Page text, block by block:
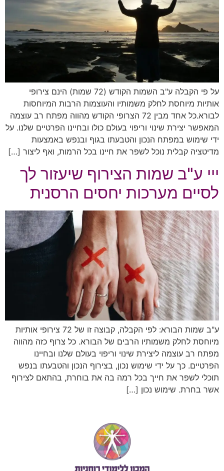
על פי הקבלה ע"ב השמות הקודש (72 שמות) הינם צירופי
אותיות מיוחסת לחלק משמותיו והעוצמות הרבות המיוחסות
לבורא.כל אחד מבין 72 הצרופי הקודש מהווה מפתח רב עוצמה
המאפשר יצירת שינוי וריפוי בעולם כולו ובחיינו הפרטיים שלנו. על
ידי שימוש במפתח הנכון והטבעתו בגוף ובנפש באמצעות
מדיטציה קבלית נוכל לשפר את חיינו בכל הרמות, ואף ליצור […]
ייי ע"ב שמות הצירוף שיעזור לך
לסיים מערכות יחסים הרסנית
ע"ב שמות הבורא: לפי הקבלה, קבוצה זו של 72 צירופי אותיות
מיוחסת לחלק משמותיו הרבים של הבורא. כל צרוף כזה מהווה
מפתח רב עוצמה ליצירת שינוי וריפוי בעולם שלנו ובחיינו
הפרטיים. כך על ידי שימוש נכון, בצירוף הנכון והטבעתו בנפש
תוכלי לשפר את חייך בכל רמה בה את בוחרת, בהתאם לצירוף
אשר בחרת. שימוש נכון […]